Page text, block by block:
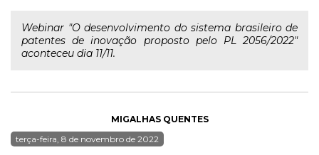
Webinar "O desenvolvimento do sistema brasileiro de
patentes de inovação proposto pelo PL 2056/2022"
aconteceu dia 11/11.
MIGALHAS QUENTES
terça-feira, 8 de novembro de 2022